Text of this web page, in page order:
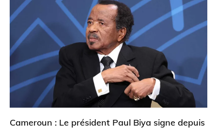
Cameroun : Le président Paul Biya signe depuis